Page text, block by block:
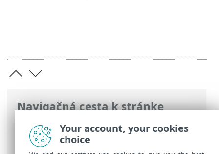
Navigačná cesta k stránke
ESET Online pomocník> ESET PROTECT
On-Prem
>Najčastejšie otázky
Your account, your cookies
choice